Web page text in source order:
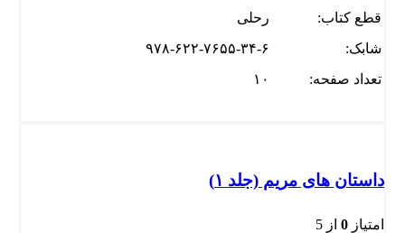
قطع کتاب:
رحلی
شابک:
۹۷۸-۶۲۲-۷۶۵۵-۳۴-۶
تعداد صفحه:
۱۰
داستان های مریم (جلد ۱)
امتیاز 0 از 5